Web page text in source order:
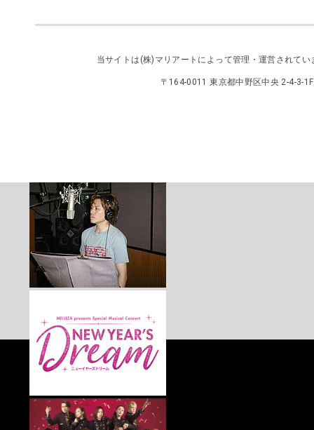
当サイトは (株)マリアート によって管理・運営されて
〒164-0011 東京都中野区中央 2-4-